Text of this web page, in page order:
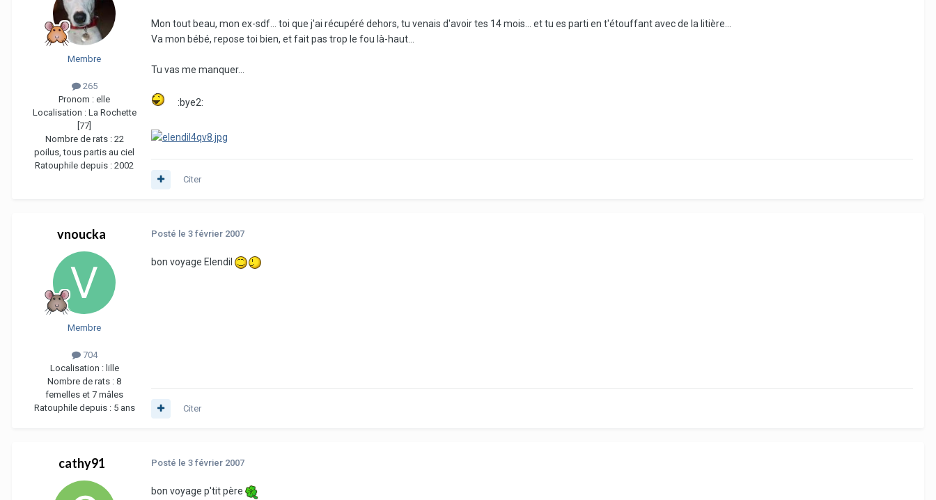
Membre
265
Pronom : elle
Localisation : La Rochette
[77]
Nombre de rats : 22
poilus, tous partis au ciel
Ratouphile depuis : 2002
Mon tout beau, mon ex-sdf... toi que j'ai récupéré dehors, tu venais d'avoir tes 14 mois... et tu es parti en t'étouffant avec de la litière...
Va mon bébé, repose toi bien, et fait pas trop le fou là-haut...
Tu vas me manquer...
:bye2:
Citer
vnoucka
Membre
704
Localisation : lille
Nombre de rats : 8
femelles et 7 mâles
Ratouphile depuis : 5 ans
Posté le 3 février 2007
bon voyage Elendil
Citer
cathy91 Posté le 3 février 2007
bon voyage p'tit père